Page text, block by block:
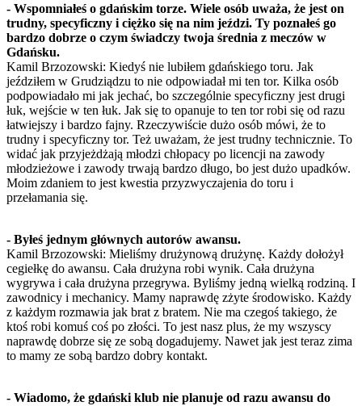
- Wspomniałeś o gdańskim torze. Wiele osób uważa, że jest on
trudny, specyficzny i ciężko się na nim jeździ. Ty poznałeś go
bardzo dobrze o czym świadczy twoja średnia z meczów w
Gdańsku.
Kamil Brzozowski: Kiedyś nie lubiłem gdańskiego toru. Jak
jeździłem w Grudziądzu to nie odpowiadał mi ten tor. Kilka osób
podpowiadało mi jak jechać, bo szczególnie specyficzny jest drugi
łuk, wejście w ten łuk. Jak się to opanuje to ten tor robi się od razu
łatwiejszy i bardzo fajny. Rzeczywiście dużo osób mówi, że to
trudny i specyficzny tor. Też uważam, że jest trudny technicznie. To
widać jak przyjeżdżają młodzi chłopacy po licencji na zawody
młodzieżowe i zawody trwają bardzo długo, bo jest dużo upadków.
Moim zdaniem to jest kwestia przyzwyczajenia do toru i
przełamania się.
- Byłeś jednym głównych autorów awansu.
Kamil Brzozowski: Mieliśmy drużynową drużynę. Każdy dołożył
cegiełkę do awansu. Cała drużyna robi wynik. Cała drużyna
wygrywa i cała drużyna przegrywa. Byliśmy jedną wielką rodziną. I
zawodnicy i mechanicy. Mamy naprawdę zżyte środowisko. Każdy
z każdym rozmawia jak brat z bratem. Nie ma czegoś takiego, że
ktoś robi komuś coś po złości. To jest nasz plus, że my wszyscy
naprawdę dobrze się ze sobą dogadujemy. Nawet jak jest teraz zima
to mamy ze sobą bardzo dobry kontakt.
- Wiadomo, że gdański klub nie planuje od razu awansu do